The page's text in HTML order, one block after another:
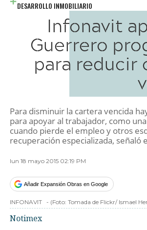
DESARROLLO INMOBILIARIO
Infonavit
Guerrero
para reducir
Para disminuir la cartera vencida
para apoyar al trabajador, como
cuando pierde el empleo y otros
recuperación especializada, señaló
lun 18 mayo 2015 02:19 PM
Añadir Expansión Obras en Google
INFONAVIT - (Foto: Tomada de Flickr/ Ismael
Notimex